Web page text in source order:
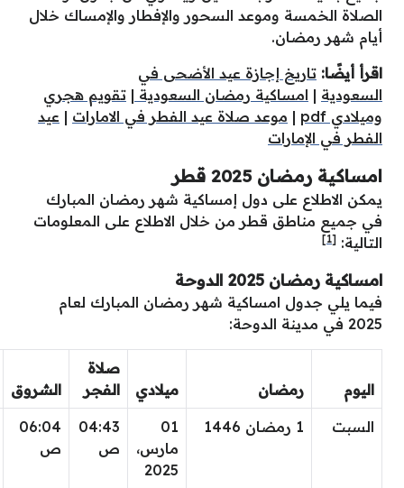
الصلاة الخمسة وموعد السحور والإفطار والإمساك خلال
أيام شهر رمضان.
اقرأ أيضًا: تاريخ إجازة عيد الأضحى في
السعودية | امساكية رمضان السعودية | تقويم هجري
وميلادي pdf
| موعد صلاة عيد الفطر في الامارات | عيد
الفطر في الإمارات
امساكية رمضان 2025 قطر
يمكن الاطلاع على دول إمساكية شهر رمضان المبارك
في جميع مناطق قطر من خلال الاطلاع على المعلومات
التالية: [1]
امساكية رمضان 2025 الدوحة
فيما يلي جدول امساكية شهر رمضان المبارك لعام
2025 في مدينة الدوحة:
اليوم رمضان ميلادي
صلاة
الفجر
الشروق
السبت 1 رمضان 1446
01
مارس،
2025
04:43
ص
06:04
ص